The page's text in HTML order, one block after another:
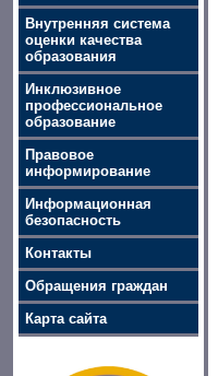
Внутренняя система
оценки качества
образования
Инклюзивное
профессиональное
образование
Правовое
информирование
Информационная
безопасность
Контакты
Обращения граждан
Карта сайта